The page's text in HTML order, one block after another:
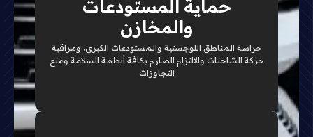
حماية المستودعات
والمخازن
حراسة المناطق اللوجستية والمستودعات الكبرى، ومراقبة
حركة الشاحنات والالتزام الصارم بكافة أنظمة السلامة ومنع
التجاوزات
تدقيق صارم للشحنات وتأمين محيط المخازن لمنع
الهدر وحفظ أصولكم اللوجستية بكفاءة مطلقة
تفاصيل الخدمة